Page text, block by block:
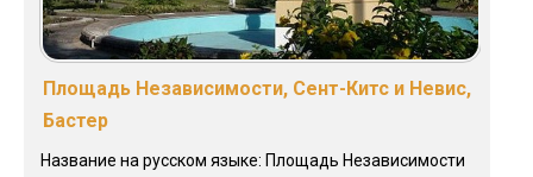
Площадь Независимости, Сент-Китс и Невис,
Бастер
Название на русском языке: Площадь Независимости